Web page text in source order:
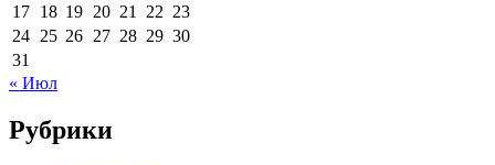
17 18 19 20 21 22 23
24 25 26 27 28 29 30
31
« Июл
Рубрики